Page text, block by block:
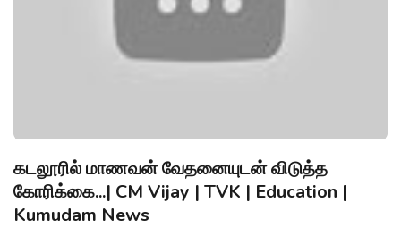
கடலூரில் மாணவன் வேதனையுடன் விடுத்த
கோரிக்கை...| CM Vijay | TVK | Education |
Kumudam News